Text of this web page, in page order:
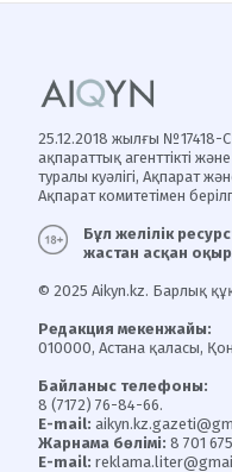
25.12.2018 жылғы №17418-
ақпараттық агенттікті
туралы куәлігі, Ақпарат
Ақпарат комитетімен
Бұл желілік
жастан асқан
© 2025 Aikyn.kz. Барлық
Редакция мекенжайы:
010000, Астана қаласы,
Байланыс телефоны:
8 (7172) 76-84-66.
E-mail:
Жарнама бөлімі: 8 701
E-mail: